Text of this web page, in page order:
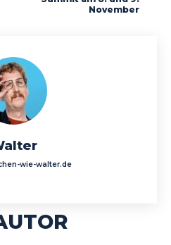
November
wie-walter.de